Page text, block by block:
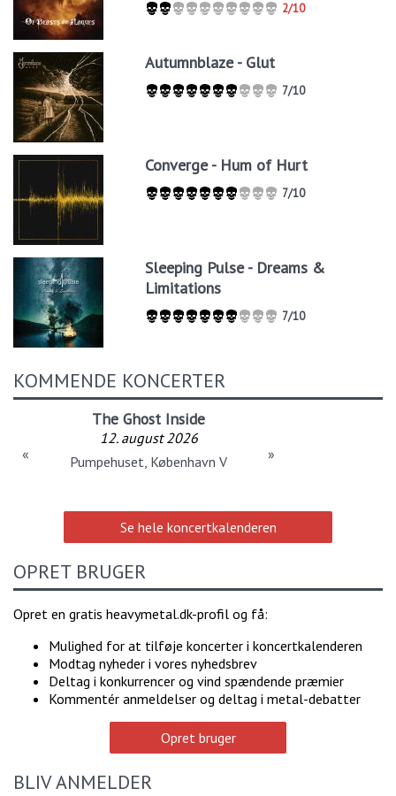
2/10
Autumnblaze - Glut
7/10
Converge - Hum of Hurt
7/10
Sleeping Pulse - Dreams &
Limitations
7/10
KOMMENDE KONCERTER
The Ghost Inside
12. august 2026
Pumpehuset, København V
« »
Se hele koncertkalenderen
OPRET BRUGER
Opret en gratis heavymetal.dk-profil og få:
Mulighed for at tilføje koncerter i koncertkalenderen
Modtag nyheder i vores nyhedsbrev
Deltag i konkurrencer og vind spændende præmier
Kommentér anmeldelser og deltag i metal-debatter
Opret bruger
BLIV ANMELDER